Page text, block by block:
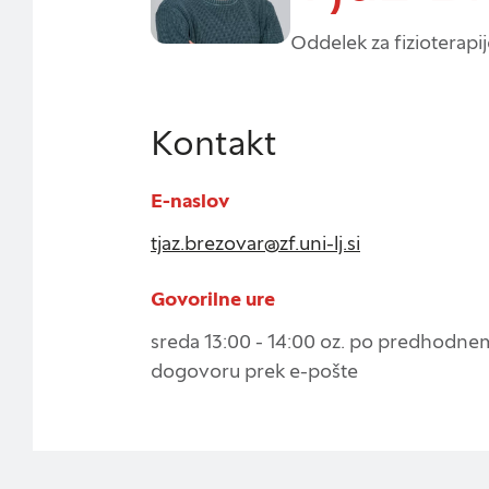
Iskanje
Oddelek za
Kontakt
E-naslov
tjaz.brezovar@zf.uni-lj.si
Govorilne ure
sreda 13:00 - 14:00 oz. po
dogovoru prek e-pošte
na vašo uporabo
Običajno so
te piškotke ali vas
S temi piškotki